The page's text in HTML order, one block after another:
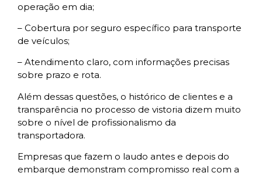
operação em dia;
– Cobertura por seguro específico para transporte
de veículos;
– Atendimento claro, com informações precisas
sobre prazo e rota.
Além dessas questões, o histórico de clientes e a
transparência no processo de vistoria dizem muito
sobre o nível de profissionalismo da
transportadora.
Empresas que fazem o laudo antes e depois do
embarque demonstram compromisso real com a